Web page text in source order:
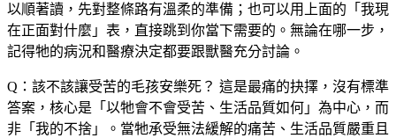
以順著讀，先對整條路有溫柔的準備；也可以用上面的「我現
在正面對什麼」表，直接跳到你當下需要的。無論在哪一步，
記得牠的病況和醫療決定都要跟獸醫充分討論。
Q：該不該讓受苦的毛孩安樂死？ 這是最痛的抉擇，沒有標準
答案，核心是「以牠會不會受苦、生活品質如何」為中心，而
非「我的不捨」。當牠承受無法緩解的痛苦、生活品質嚴重且